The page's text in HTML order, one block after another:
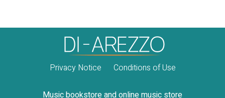
Privacy Notice Conditions of Use
Music bookstore and online music store